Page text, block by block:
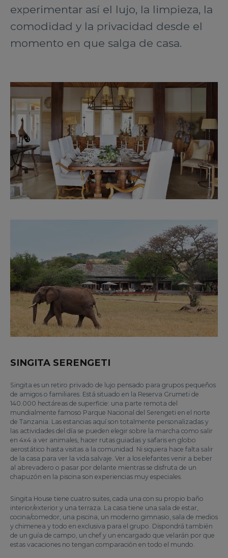
experimentar así el lujo, la limpieza, la
comodidad y la privacidad desde el
momento en que salga de casa.
SINGITA SERENGETI
Singita es un retiro privado de lujo pensado para grupos pequeños
de amigos o familiares. Está situado en la Reserva Grumeti de
140.000 hectáreas de superficie: una parte remota del
mundialmente famoso Parque Nacional del Serengeti en el norte
de Tanzania. Las estancias aquí son totalmente personalizadas y
las actividades del día se pueden elegir sobre la marcha como salir
en 4x4 a ver animales, hacer rutas guiadas y safaris en globo
aerostático hasta visitas a la comunidad. Ni siquiera hace falta salir
de la casa para ver la vida salvaje. Ver a los elefantes venir a beber
al abrevadero o pasar por delante mientras se disfruta de un
chapuzón en la piscina son experiencias muy especiales.
Singita House tiene cuatro suites, cada una con su propio baño
interior/exterior y una terraza. La casa tiene una sala de estar,
cocina/comedor, una piscina, un moderno gimnasio, sala de medios
y chimenea y todo en exclusiva para el grupo. Dispondrá también
de un guía de campo, un chef y un encargado que velarán por que
estas vacaciones no tengan comparación en todo el mundo.